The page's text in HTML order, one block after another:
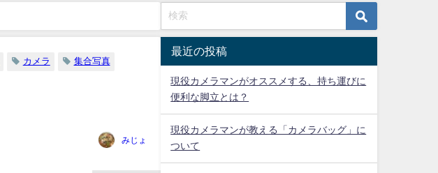
カメラ 集合写真
みじょ
最近の投稿
現役カメラマンがオススメする、持ち運びに
便利な脚立とは？
現役カメラマンが教える「カメラバッグ」に
ついて